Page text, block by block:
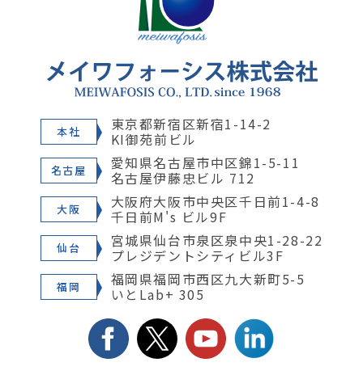
本社 東京都新宿区新宿1-14-2
KI御苑前ビル
名古屋 愛知県名古屋市中区錦1-5-11
名古屋伊藤忠ビル 712
大阪 大阪府大阪市中央区千日前1-4-8
千日前M's ビル9F
仙台 宮城県仙台市泉区泉中央1-28-22
プレジデントシティビル3F
福岡 福岡県福岡市西区九大新町5-5
いとLab+ 305